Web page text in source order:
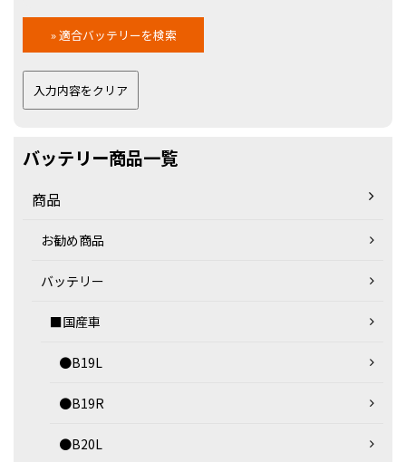
バッテリー商品一覧
商品
お勧め商品
バッテリー
■国産車
●B19L
●B19R
●B20L